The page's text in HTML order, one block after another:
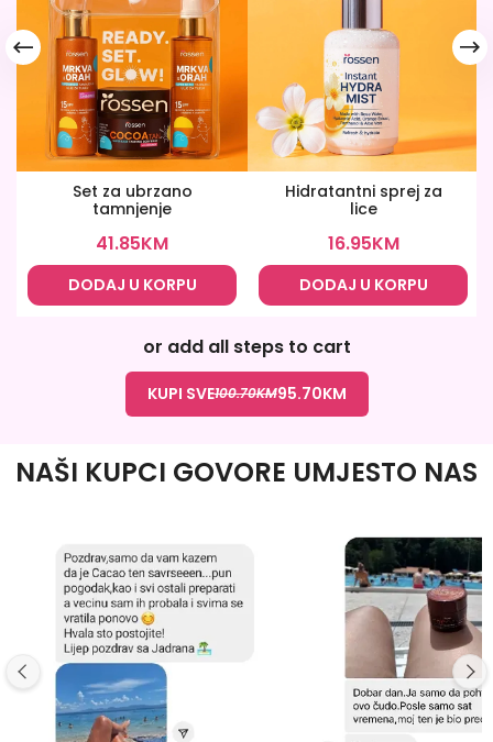
Set za ubrzano
tamnjenje
41.85KM
DODAJ U KORPU
Hidratantni sprej za
lice
16.95KM
DODAJ U KORPU
or add all steps to cart
KUPI SVE100.70KM95.70KM
NAŠI KUPCI GOVORE UMJESTO NAS